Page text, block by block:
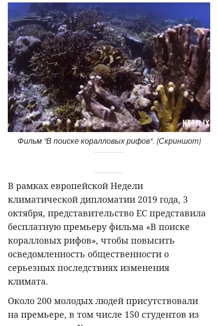
Фильм "В поиске коралловых рифов". (Скриншот)
В рамках европейской Недели
климатической дипломатии 2019 года, 3
октября, представительство ЕС представила
бесплатную премьеру фильма «В поиске
коралловых рифов», чтобы повысить
осведомленность общественности о
серьезных последствиях изменения
климата.
Около 200 молодых людей присутствовали
на премьере, в том числе 150 студентов из